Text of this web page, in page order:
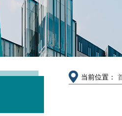
当前位置：